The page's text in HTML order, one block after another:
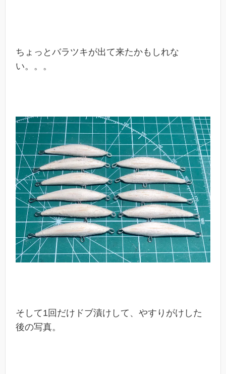
ちょっとバラツキが出て来たかもしれな
い。。。
そして1回だけドブ漬けして、やすりがけした
後の写真。